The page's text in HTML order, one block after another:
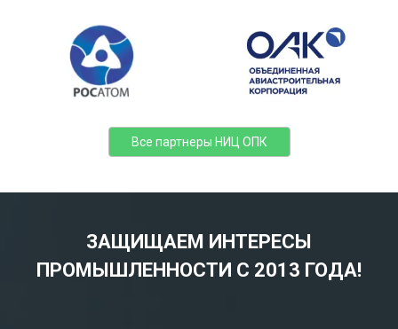
Все партнеры НИЦ ОПК
ЗАЩИЩАЕМ ИНТЕРЕСЫ
ПРОМЫШЛЕННОСТИ С 2013 ГОДА!